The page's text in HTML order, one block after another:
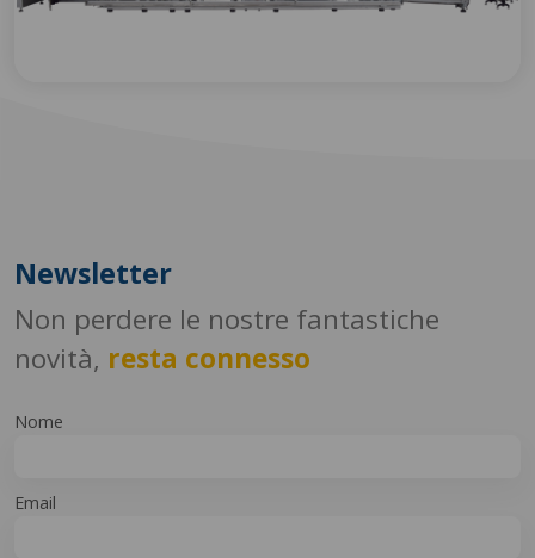
Newsletter
Non perdere le nostre fantastiche
novità, resta connesso
Nome
Email